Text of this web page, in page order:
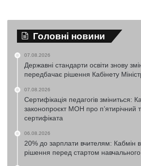
Головні новини
07.08.2026
Державні стандарти освіти знову
передбачає рішення Кабінету
07.08.2026
Сертифікація педагогів зміниться:
законопроєкт МОН про п’ятирічний
сертифіката
06.08.2026
20% до зарплати вчителям: Кабмін
рішення перед стартом